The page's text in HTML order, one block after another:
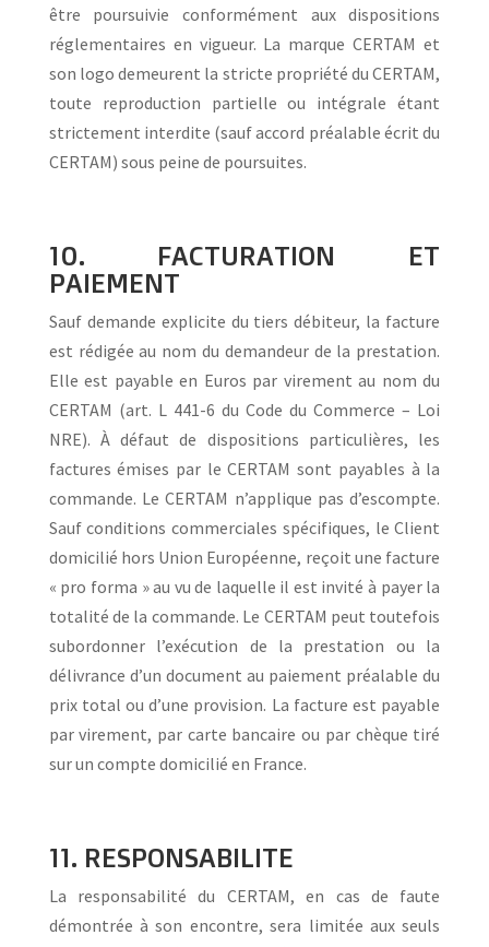
être poursuivie conformément aux dispositions
réglementaires en vigueur. La marque CERTAM et
son logo demeurent la stricte propriété du CERTAM,
toute reproduction partielle ou intégrale étant
strictement interdite (sauf accord préalable écrit du
CERTAM) sous peine de poursuites.
10. FACTURATION ET
PAIEMENT
Sauf demande explicite du tiers débiteur, la facture
est rédigée au nom du demandeur de la prestation.
Elle est payable en Euros par virement au nom du
CERTAM (art. L 441-6 du Code du Commerce – Loi
NRE). À défaut de dispositions particulières, les
factures émises par le CERTAM sont payables à la
commande. Le CERTAM n’applique pas d’escompte.
Sauf conditions commerciales spécifiques, le Client
domicilié hors Union Européenne, reçoit une facture
« pro forma » au vu de laquelle il est invité à payer la
totalité de la commande. Le CERTAM peut toutefois
subordonner l’exécution de la prestation ou la
délivrance d’un document au paiement préalable du
prix total ou d’une provision. La facture est payable
par virement, par carte bancaire ou par chèque tiré
sur un compte domicilié en France.
11. RESPONSABILITE
La responsabilité du CERTAM, en cas de faute
démontrée à son encontre, sera limitée aux seuls